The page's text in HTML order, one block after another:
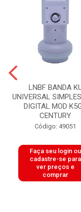
LNBF BANDA
UNIVERSAL
DIGITAL MOD
CENTURY
Código: 49051
Faça seu login ou
cadastre-se para
ver preços e
comprar